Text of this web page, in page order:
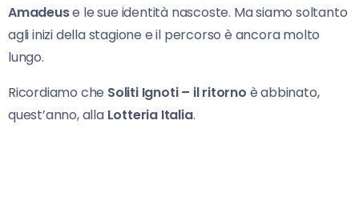
Amadeuse le sue identità nascoste. Ma siamo soltanto
agli inizi della stagione e il percorso è ancora molto
lungo.
Ricordiamo che Soliti Ignoti – il ritorno è abbinato,
quest’anno, alla Lotteria Italia.